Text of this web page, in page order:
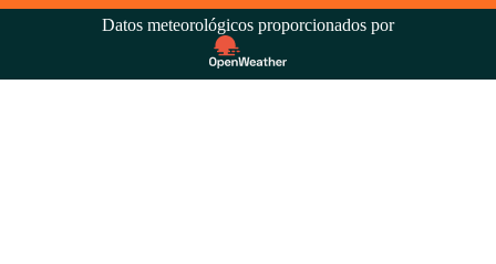
Datos meteorológicos proporcionados por